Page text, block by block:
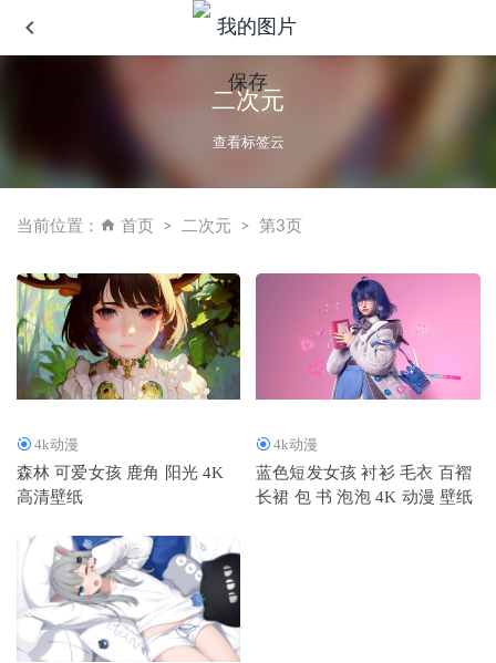
二次元
查看标签云
当前位置： 首页 二次元 第3页
4k动漫
森林 可爱女孩 鹿角 阳光 4K
高清壁纸
4k动漫
蓝色短发女孩 衬衫 毛衣 百褶
长裙 包 书 泡泡 4K 动漫 壁纸